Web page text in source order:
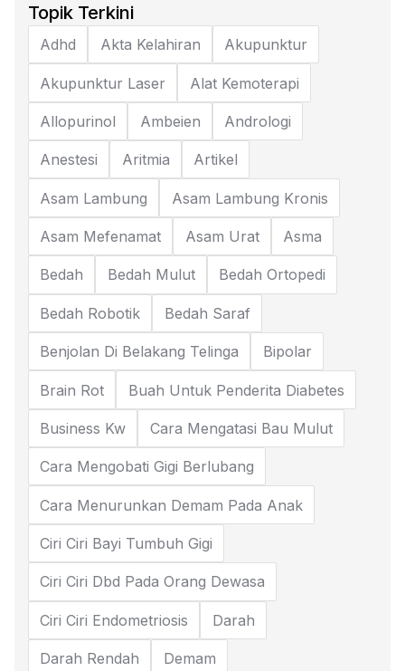
Topik Terkini
Adhd Akta Kelahiran Akupunktur
Akupunktur Laser Alat Kemoterapi
Allopurinol Ambeien Andrologi
Anestesi Aritmia Artikel
Asam Lambung Asam Lambung Kronis
Asam Mefenamat Asam Urat Asma
Bedah Bedah Mulut Bedah Ortopedi
Bedah Robotik Bedah Saraf
Benjolan Di Belakang Telinga Bipolar
Brain Rot Buah Untuk Penderita Diabetes
Business Kw Cara Mengatasi Bau Mulut
Cara Mengobati Gigi Berlubang
Cara Menurunkan Demam Pada Anak
Ciri Ciri Bayi Tumbuh Gigi
Ciri Ciri Dbd Pada Orang Dewasa
Ciri Ciri Endometriosis Darah
Darah Rendah Demam